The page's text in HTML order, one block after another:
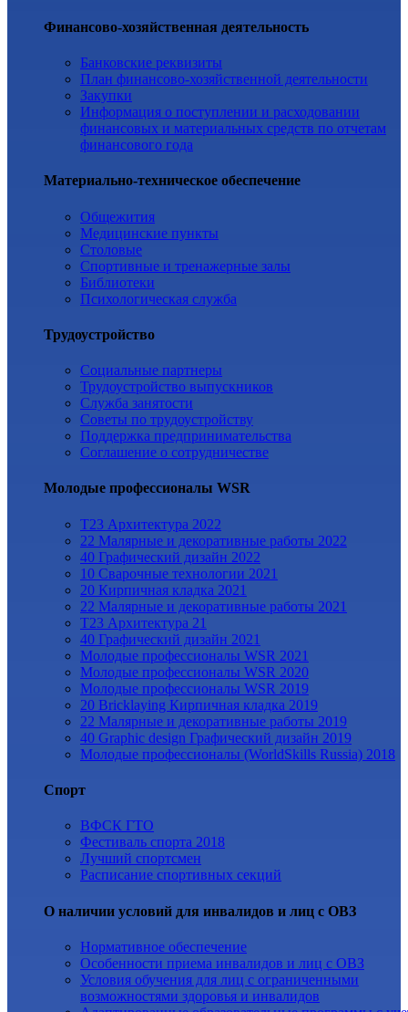
Финансово-хозяйственная деятельность
Банковские реквизиты
План финансово-хозяйственной деятельности
Закупки
Информация о поступлении и расходовании
финансовых и материальных средств по отчетам
финансового года
Материально-техническое обеспечение
Общежития
Медицинские пункты
Столовые
Спортивные и тренажерные залы
Библиотеки
Психологическая служба
Трудоустройство
Cоциальные партнеры
Трудоустройство выпускников
Служба занятости
Советы по трудоустройству
Поддержка предпринимательства
Cоглашение о сотрудничестве
Молодые профессионалы WSR
T23 Архитектура 2022
22 Малярные и декоративные работы 2022
40 Графический дизайн 2022
10 Сварочные технологии 2021
20 Кирпичная кладка 2021
22 Малярные и декоративные работы 2021
Т23 Архитектура 21
40 Графический дизайн 2021
Молодые профессионалы WSR 2021
Молодые профессионалы WSR 2020
Молодые профессионалы WSR 2019
20 Bricklaying Кирпичная кладка 2019
22 Малярные и декоративные работы 2019
40 Graphic design Графический дизайн 2019
Молодые профессионалы (WorldSkills Russia) 2018
Спорт
ВФСК ГТО
Фестиваль спорта 2018
Лучший спортсмен
Расписание спортивных секций
О наличии условий для инвалидов и лиц с ОВЗ
Нормативное обеспечение
Особенности приема инвалидов и лиц с ОВЗ
Условия обучения для лиц с ограниченными
возможностями здоровья и инвалидов